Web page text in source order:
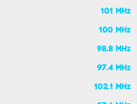
101 MHz
100 MHz
98.8 MHz
97.4 MHz
102.1 MHz